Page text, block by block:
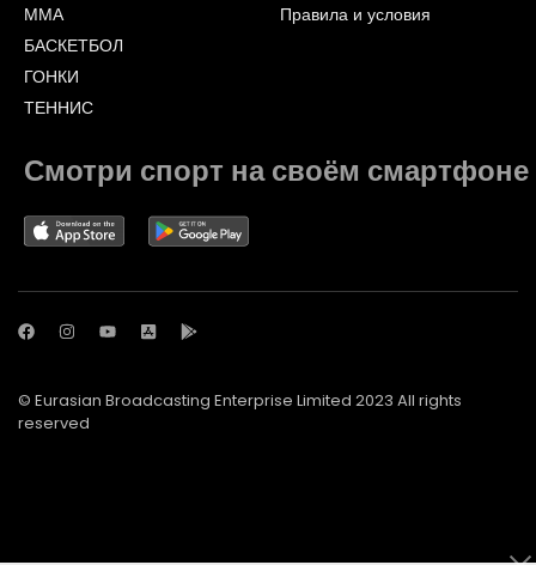
ММА
БАСКЕТБОЛ
ГОНКИ
ТЕННИС
Правила и условия
Смотри спорт на своём смартфоне
© Eurasian Broadcasting Enterprise Limited 2023 All rights
reserved